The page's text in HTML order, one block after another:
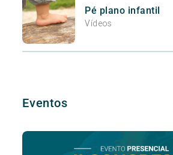
Pé plano infantil
Vídeos
Eventos